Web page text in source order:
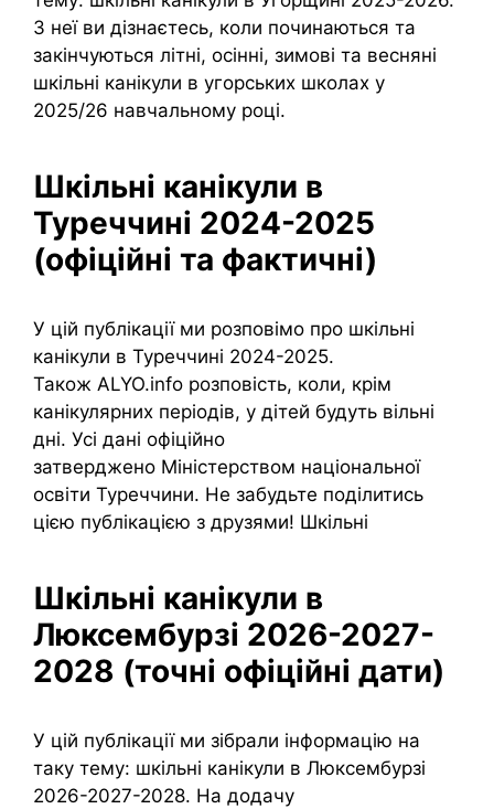
З неї ви дізнаєтесь, коли починаються та
закінчуються літні, осінні, зимові та весняні
шкільні канікули в угорських школах у
2025/26 навчальному році.
Шкільні канікули в
Туреччині 2024-2025
(офіційні та фактичні)
У цій публікації ми розповімо про шкільні
канікули в Туреччині 2024-2025.
Також ALYO.info розповість, коли, крім
канікулярних періодів, у дітей будуть вільні
дні. Усі дані офіційно
затверджено Міністерством національної
освіти Туреччини. Не забудьте поділитись
цією публікацією з друзями! Шкільні
Шкільні канікули в
Люксембурзі 2026-2027-
2028 (точні офіційні дати)
У цій публікації ми зібрали інформацію на
таку тему: шкільні канікули в Люксембурзі
2026-2027-2028. На додачу